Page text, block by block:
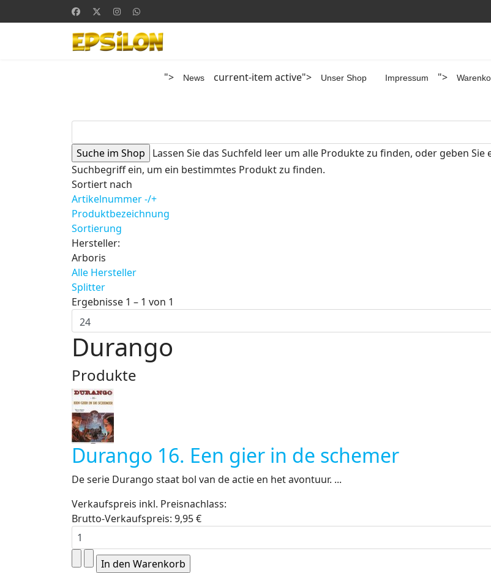
"> News current-item active"> Unser Shop Impressum ">
Lassen Sie das Suchfeld leer um alle Produkte zu finden, oder geben Sie
Suchbegriff ein, um ein bestimmtes Produkt zu finden.
Sortiert nach
Artikelnummer -/+
Produktbezeichnung
Sortierung
Hersteller:
Arboris
Alle Hersteller
Splitter
Ergebnisse 1 – 1 von 1
Durango
Produkte
Durango 16. Een gier in de schemer
De serie Durango staat bol van de actie en het avontuur. ...
Verkaufspreis inkl. Preisnachlass:
Brutto-Verkaufspreis: 9,95 €